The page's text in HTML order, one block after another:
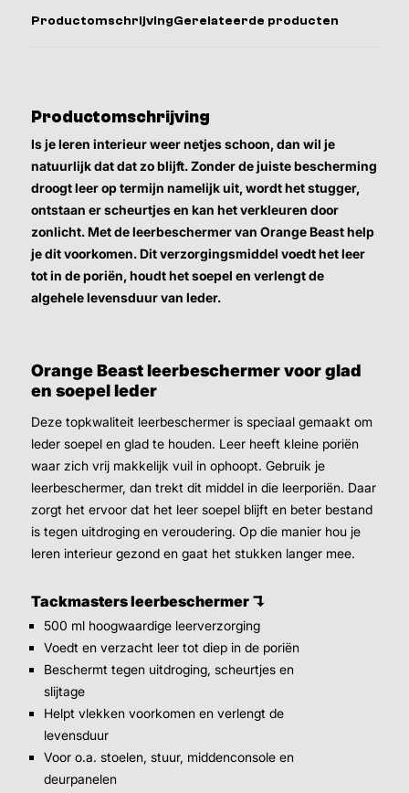
ProductomschrijvingGerelateerde producten
Productomschrijving
Is je leren interieur weer netjes schoon, dan wil je
natuurlijk dat dat zo blijft. Zonder de juiste bescherming
droogt leer op termijn namelijk uit, wordt het stugger,
ontstaan er scheurtjes en kan het verkleuren door
zonlicht. Met de leerbeschermer van Orange Beast help
je dit voorkomen. Dit verzorgingsmiddel voedt het leer
tot in de poriën, houdt het soepel en verlengt de
algehele levensduur van leder.
Orange Beast leerbeschermer voor glad
en soepel leder
Deze topkwaliteit leerbeschermer is speciaal gemaakt om
leder soepel en glad te houden. Leer heeft kleine poriën
waar zich vrij makkelijk vuil in ophoopt. Gebruik je
leerbeschermer, dan trekt dit middel in die leerporiën. Daar
zorgt het ervoor dat het leer soepel blijft en beter bestand
is tegen uitdroging en veroudering. Op die manier hou je
leren interieur gezond en gaat het stukken langer mee.
Tackmasters leerbeschermer ↴
500 ml hoogwaardige leerverzorging
Voedt en verzacht leer tot diep in de poriën
Beschermt tegen uitdroging, scheurtjes en
slijtage
Helpt vlekken voorkomen en verlengt de
levensduur
Voor o.a. stoelen, stuur, middenconsole en
deurpanelen